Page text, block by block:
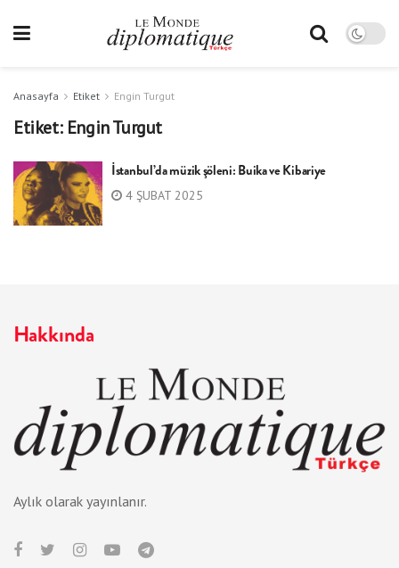
Anasayfa Etiket Engin Turgut
Etiket: Engin Turgut
İstanbul’da müzik şöleni: Buika ve Kibariye
4 ŞUBAT 2025
Hakkında
Aylık olarak yayınlanır.